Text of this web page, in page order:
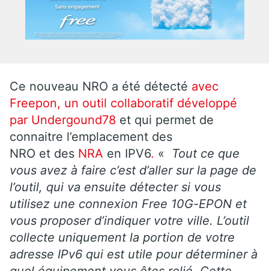
Ce nouveau NRO a été détecté avec
Freepon, un outil collaboratif développé
par Undergound78 et qui permet de
connaitre l’emplacement des
NRO et des NRA en IPV6. «
Tout ce que
vous avez à faire c’est d’aller sur la page de
l’outil, qui va ensuite détecter si vous
utilisez une connexion Free 10G-EPON et
vous proposer d’indiquer votre ville. L’outil
collecte uniquement la portion de votre
adresse IPv6 qui est utile pour déterminer à